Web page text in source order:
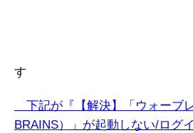
す
下記が『【解決】「ウォーブ
BRAINS）
」 が起動しない/ログ